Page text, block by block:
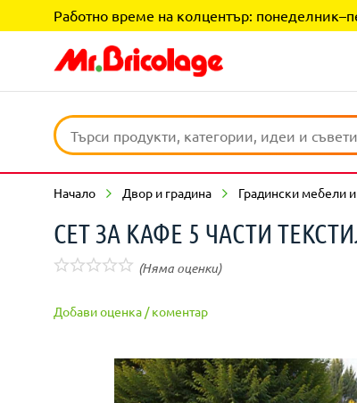
Работно време на колцентър:
Начало Двор и градина Градински мебели
СЕТ ЗА КАФЕ 5 ЧАСТИ
(Няма оценки)
Добави оценка / коментар